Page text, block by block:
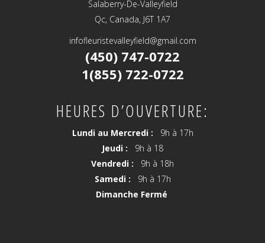
Salaberry-De-Valleyfield
Qc, Canada, J6T 1A7
infofleuristevalleyfield@gmail.com
(450) 747-0722
1(855) 722-0722
HEURES D’OUVERTURE:
Lundi au Mercredi :
9h à 17h
Jeudi :
9h à 18
Vendredi :
9h à 18h
Samedi :
9h à 17h
Dimanche Fermé